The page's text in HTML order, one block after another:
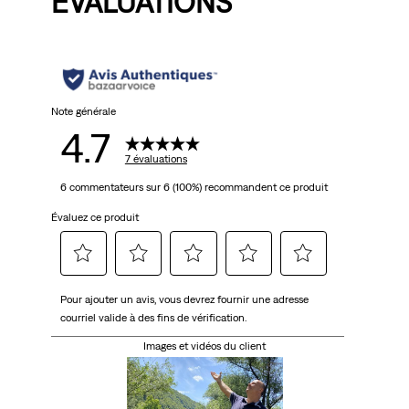
Note générale
4.7 7 évaluations
6 commentateurs sur 6 (100%) recommandent ce produit
Évaluez ce produit
pour
évaluer
pour
évaluer
l'article
pour
évaluer
l'article
à
3
pour
évaluer
l'article
à
4
pour
à
5
Pour ajouter un avis, vous devrez fournir une adresse
courriel valide à des fins de vérification.
Images et vidéos du client